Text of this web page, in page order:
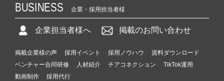
BUSINESS 企業・採用担当者様
企業担当者様へ 掲載のお問い合わせ
掲載企業様の声 採用イベント 採用ノウハウ
資料ダウンロード
ベンチャー合同研修
人材紹介 チアコネクション
TikTok運用
動画制作
採用代行